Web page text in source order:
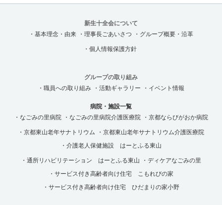
新生十全会について
・基本理念・由来
・理事長ごあいさつ ・グループ概要・沿革
・個人情報保護方針
グループの取り組み
・職員への取り組み
・活動ギャラリー ・イベント情報
病院・施設一覧
・なごみの里病院
・なごみの里病院介護医療院 ・京都ならびがおか病院
・京都東山老年サナトリウム
・京都東山老年サナトリウム介護医療院
・介護老人保健施設 はーとふる東山
・通所リハビリテーション はーとふる東山
・ディケアなごみの里
・サービス付き高齢者向け住宅 こもれびの家
・サービス付き高齢者向け住宅 ひだまりの家小野